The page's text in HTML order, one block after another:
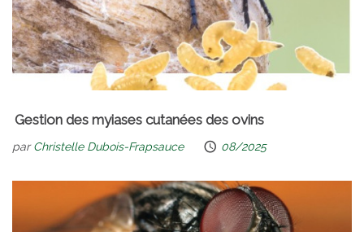
Gestion des myiases cutanées des ovins
parChristelle Dubois-Frapsauce 08/2025